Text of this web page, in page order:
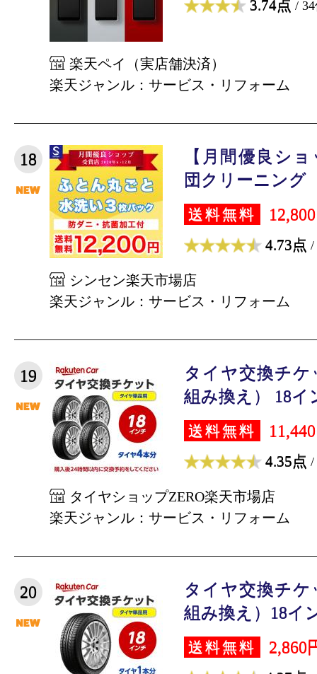
3.74点 /
楽天ペイ（実店舗決済）
楽天ジャンル：サービス・リフォーム
18
【月間優良シ
団クリーニング
送料無料
4.73点 /
シンセン楽天市場店
楽天ジャンル：サービス・リフォーム
19
タイヤ交換チ
組み換え） 18イ
送料無料
4.35点 /
タイヤショップZERO楽天市場店
楽天ジャンル：サービス・リフォーム
20
タイヤ交換チ
組み換え）18イ
送料無料 2,860